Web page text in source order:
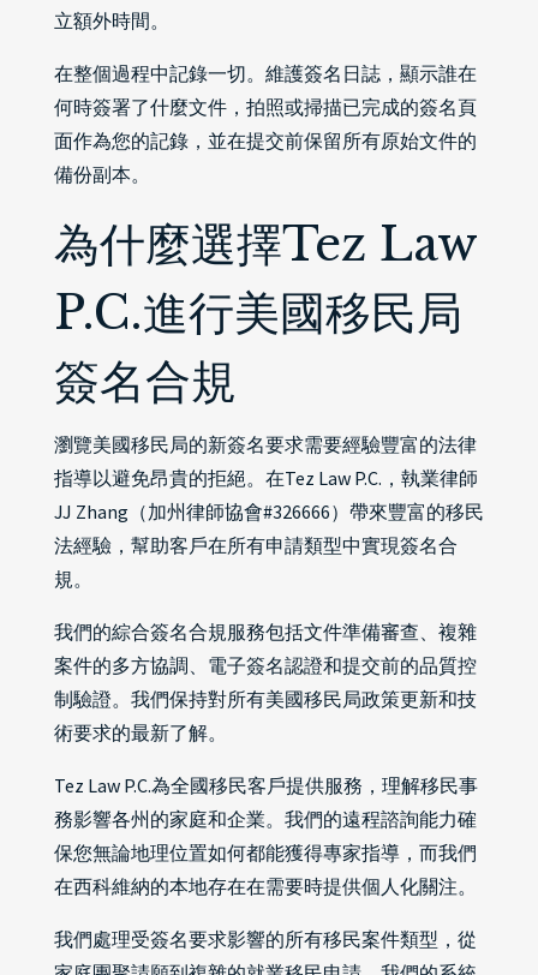
立額外時間。
在整個過程中記錄一切。維護簽名日誌，顯示誰在
何時簽署了什麼文件，拍照或掃描已完成的簽名頁
面作為您的記錄，並在提交前保留所有原始文件的
備份副本。
為什麼選擇Tez Law
P.C.進行美國移民局
簽名合規
瀏覽美國移民局的新簽名要求需要經驗豐富的法律
指導以避免昂貴的拒絕。在Tez Law P.C.，執業律師
JJ Zhang（加州律師協會#326666）帶來豐富的移民
法經驗，幫助客戶在所有申請類型中實現簽名合
規。
我們的綜合簽名合規服務包括文件準備審查、複雜
案件的多方協調、電子簽名認證和提交前的品質控
制驗證。我們保持對所有美國移民局政策更新和技
術要求的最新了解。
Tez Law P.C.為全國移民客戶提供服務，理解移民事
務影響各州的家庭和企業。我們的遠程諮詢能力確
保您無論地理位置如何都能獲得專家指導，而我們
在西科維納的本地存在在需要時提供個人化關注。
我們處理受簽名要求影響的所有移民案件類型，從